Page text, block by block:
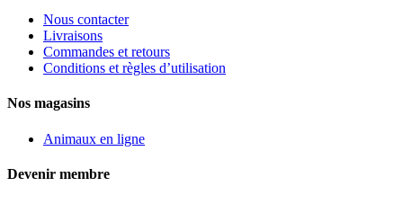
Nous contacter
Livraisons
Commandes et retours
Conditions et règles d’utilisation
Nos magasins
Animaux en ligne
Devenir membre